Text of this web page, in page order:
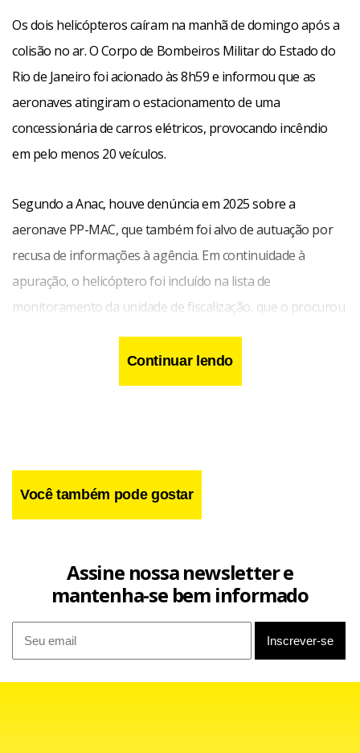
Os dois helicópteros caíram na manhã de domingo após a
colisão no ar. O Corpo de Bombeiros Militar do Estado do
Rio de Janeiro foi acionado às 8h59 e informou que as
aeronaves atingiram o estacionamento de uma
concessionária de carros elétricos, provocando incêndio
em pelo menos 20 veículos.
Segundo a Anac, houve denúncia em 2025 sobre a
aeronave PP-MAC, que também foi alvo de autuação por
recusa de informações à agência. Em continuidade à
apuração, o helicóptero foi incluído na lista de
monitoramento da unidade de fiscalização, que o procurou
presencialmente. A agência informou ainda que, em 2025 e
2026, fiscalizou 43 aeronaves e 47 tripulantes em nove
aeródromos do Rio de Janeiro, mas o PP-MAC não foi
Continuar lendo
Você também pode gostar
Assine nossa newsletter e
mantenha-se bem informado